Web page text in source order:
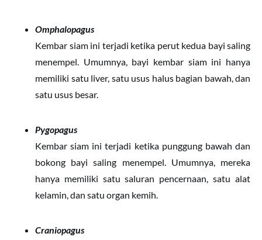
Omphalopagus
Kembar siam ini terjadi ketika perut kedua bayi saling
menempel. Umumnya, bayi kembar siam ini hanya
memiliki satu liver, satu usus halus bagian bawah, dan
satu usus besar.
Pygopagus
Kembar siam ini terjadi ketika punggung bawah dan
bokong bayi saling menempel. Umumnya, mereka
hanya memiliki satu saluran pencernaan, satu alat
kelamin, dan satu organ kemih.
Craniopagus